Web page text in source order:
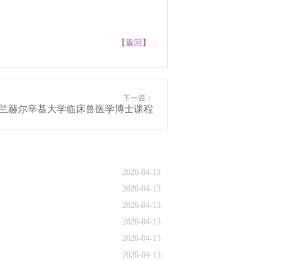
【返回】
下一篇：
赫尔辛基大学临床兽医学博士课程
2026-04-13
2026-04-13
2026-04-13
2026-04-13
2026-04-13
2026-04-13